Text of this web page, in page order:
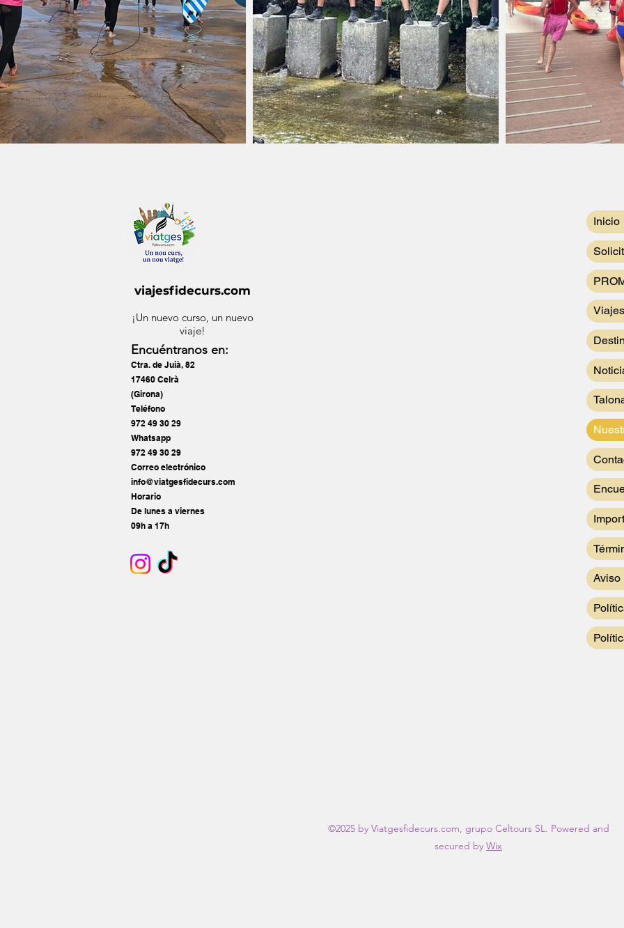
viajesfidecurs.com
¡Un nuevo curso, un nuevo
viaje!
Encuéntranos en:
Ctra. de Juià, 82
17460 Celrà
(Girona)
Teléfono
972 49 30 29
Whatsapp
972 49 30 29
Correo electrónico
info@viatgesfidecurs.com
Horario
De lunes a viernes
09h a 17h
Inicio
Aviso
©2025 by Viatgesfidecurs.com, grupo Celtours SL. Powered and
secured by Wix